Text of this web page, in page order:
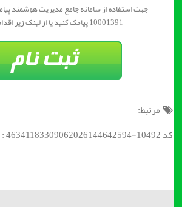
10001391 پیامک کنید یا از لینک زیر اقدام فرمایید:
مرتبط:
کد BSC : 46341183309062026144642594-10492;